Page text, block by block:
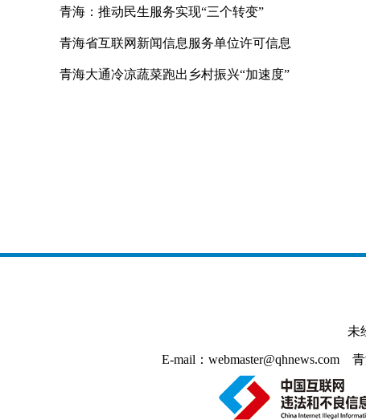
青海：推动民生服务实现“三个转变”
青海省互联网新闻信息服务单位许可信息
青海大通冷凉蔬菜跑出乡村振兴“加速度”
未
E-mail：webmaster@qhnews.com